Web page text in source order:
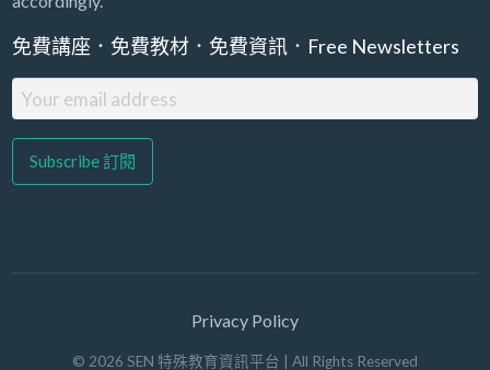
免費講座．免費教材．免費資訊．Free Newsletters
Privacy Policy
© 2026 SEN 特殊教育資訊平台 | All Rights Reserved